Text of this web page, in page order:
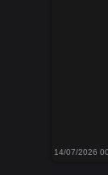
14/07/2026